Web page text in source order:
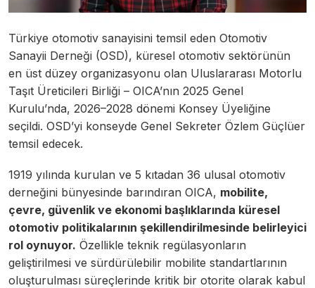
Türkiye otomotiv sanayisini temsil eden Otomotiv
Sanayii Derneği (OSD), küresel otomotiv sektörünün
en üst düzey organizasyonu olan Uluslararası Motorlu
Taşıt Üreticileri Birliği – OICA’nın 2025 Genel
Kurulu’nda, 2026–2028 dönemi Konsey Üyeliğine
seçildi. OSD’yi konseyde Genel Sekreter Özlem Güçlüer
temsil edecek.
1919 yılında kurulan ve 5 kıtadan 36 ulusal otomotiv
derneğini bünyesinde barındıran OICA, mobilite,
çevre, güvenlik ve ekonomi başlıklarında küresel
otomotiv politikalarının şekillendirilmesinde belirleyici
rol oynuyor. Özellikle teknik regülasyonların
geliştirilmesi ve sürdürülebilir mobilite standartlarının
oluşturulması süreçlerinde kritik bir otorite olarak kabul